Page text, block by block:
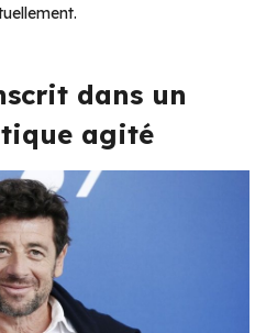
dans un
agité